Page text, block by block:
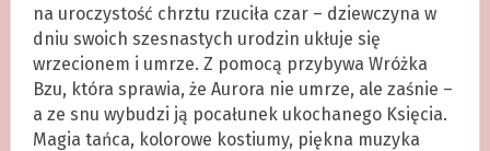
na uroczystość chrztu rzuciła czar – dziewczyna w
dniu swoich szesnastych urodzin ukłuje się
wrzecionem i umrze. Z pomocą przybywa Wróżka
Bzu, która sprawia, że Aurora nie umrze, ale zaśnie –
a ze snu wybudzi ją pocałunek ukochanego Księcia.
Magia tańca, kolorowe kostiumy, piękna muzyka